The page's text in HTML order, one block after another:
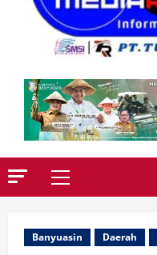
Primary
Banyuasin Daerah